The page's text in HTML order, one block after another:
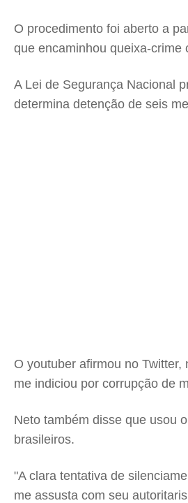
O procedimento foi aberto a
que encaminhou queixa-crime
A Lei de Segurança Nacional
determina detenção de seis
O youtuber afirmou no
me indiciou por corrupção de
Neto também disse que usou
brasileiros.
"A clara tentativa de
me assusta com seu